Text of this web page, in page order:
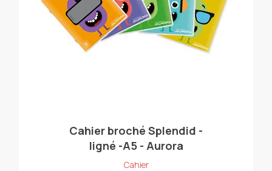
Cahier broché Splendid -
ligné -A5 - Aurora
Cahier